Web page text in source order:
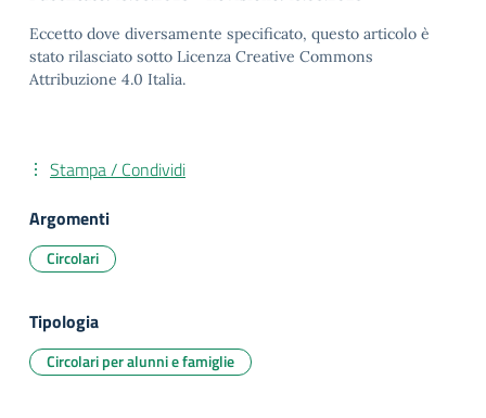
Eccetto dove diversamente specificato, questo articolo è
stato rilasciato sotto Licenza Creative Commons
Attribuzione 4.0 Italia.
Stampa / Condividi
Argomenti
Circolari
Tipologia
Circolari per alunni e famiglie